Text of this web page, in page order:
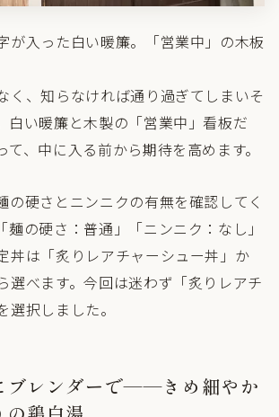
が入った白い暖簾。「営業中」の木板
く、知らなければ通り過ぎてしまいそ
白い暖簾と木製の「営業中」看板だ
て、中に入る前から期待を高めます。
の硬さとニンニクの有無を確認してく
麺の硬さ：普通」「ニンニク：なし」
丼は「炙りレアチャーシュー丼」か
選べます。今回は迷わず「炙りレアチ
選択しました。
ブレンダーで——きめ細やか